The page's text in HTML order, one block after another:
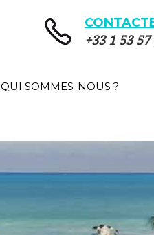
+33 1 53 57
QUI SOMMES-NOUS ?